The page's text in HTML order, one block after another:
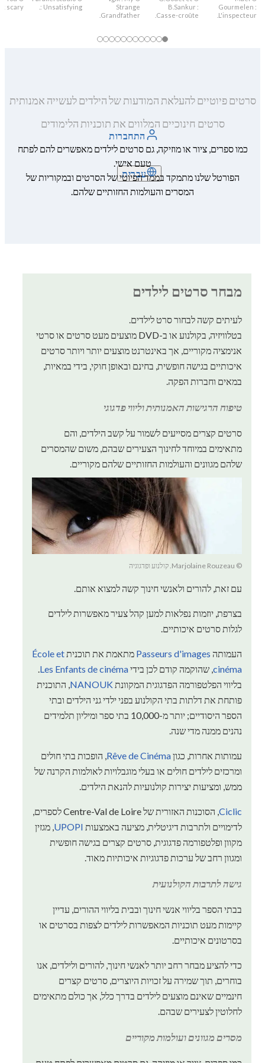
התחברות
עברית
Gourmelen :
L'inspecteur.
B.Sankur :
Casse-croûte.
Strange
Grandfather.
: Unsatisfying.
scary.
סרטים פיוטיים להעלאת המודעות של הילדים לעשייה אמנותית
סרטים חינוכיים המלווים את תוכניות הלימודים
כמו ספרים, ציור או מוזיקה, גם סרטים לילדים מאפשרים להם לפתח
טעם אישי.
הפורטל שלנו מתמקד בממד הפיוטי של הסרטים ובמקוריות של
המסרים והעולמות החזותיים שלהם.
מבחר סרטים לילדים
לעיתים קשה לבחור סרט לילדים.
בטלוויזיה, בקולנוע או ב-DVD מוצעים מעט סרטים או סרטי
אנימציה מקוריים, אך באינטרנט מוצעים יותר ויותר סרטים
איכותיים בגישה חופשית, בחינם ובאופן חוקי, בידי במאיות,
במאים וחברות הפקה.
טיפוח הרגישות האמנותית וליווי פדגוגי
סרטים קצרים מסייעים לשמור על קשב הילדים, והם
מתאימים במיוחד לחינוך הצעירים שבהם, משום שהמסרים
שלהם מגוונים והעולמות החזותיים שלהם מקוריים.
© Marjolaine Rouzeau. קולנוע ופדגוגיה
עם זאת, להורים ולאנשי חינוך קשה למצוא אותם.
בצרפת, יוזמות נפלאות למען קהל צעיר מאפשרות לילדים
לגלות סרטים איכותיים.
העמותה Passeurs d'images מתאמת את תוכנית École et
cinéma , שהוקמה קודם לכן בידיLes Enfants de cinéma
בליווי הפלטפורמה הפדגוגית המקוונת NANOUK , התוכנית
פותחת את דלתות בתי הקולנוע בפני ילדי גני הילדים ובתי
הספר היסודיים; יותר מ-10,000 בתי ספר ומיליון תלמידים
נהנים ממנה מדי שנה.
עמותות אחרות, כגוןRêve de Cinéma , הופכות בתי חולים
ומרכזים לילדים חולים או בעלי מוגבלויות לאולמות הקרנה של
ממש, ומציעות יצירות קולנועיות להנאת הילדים.
Ciclic
, הסוכנות האזורית של Centre-Val de Loire לספרים,
לדימויים ולתרבות דיגיטלית, מציעה באמצעות UPOPI , מגזין
מקוון ופלטפורמה פדגוגית, סרטים קצרים בגישה חופשית
ומגוון רחב של ערכות פדגוגיות איכותיות מאוד.
גישה לתרבות הקולנועית
בבתי הספר בליווי אנשי חינוך ובבית בליווי ההורים, עדיין
קיימות מעט תוכניות המאפשרות לילדים לצפות בסרטים או
בסרטונים איכותיים.
כדי להציע מבחר רחב יותר לאנשי חינוך, להורים ולילדים, אנו
בוחרים, תוך שמירה על זכויות היוצרים, סרטים קצרים
חינמיים שאינם מוצעים לילדים בדרך כלל, אך כולם מתאימים
לחלוטין לצעירים שבהם.
מסרים מגוונים ועולמות מקוריים